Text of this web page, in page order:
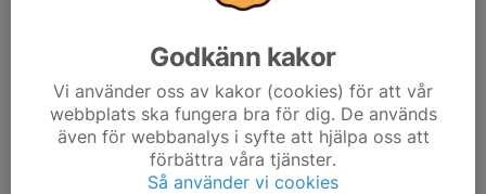
Godkänn kakor
Vi använder oss av kakor (cookies) för att vår
webbplats ska fungera bra för dig. De används
även för webbanalys i syfte att hjälpa oss att
förbättra våra tjänster.
Så använder vi cookies